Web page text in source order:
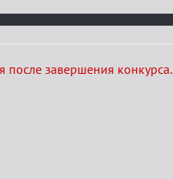
после завершения конкурса.